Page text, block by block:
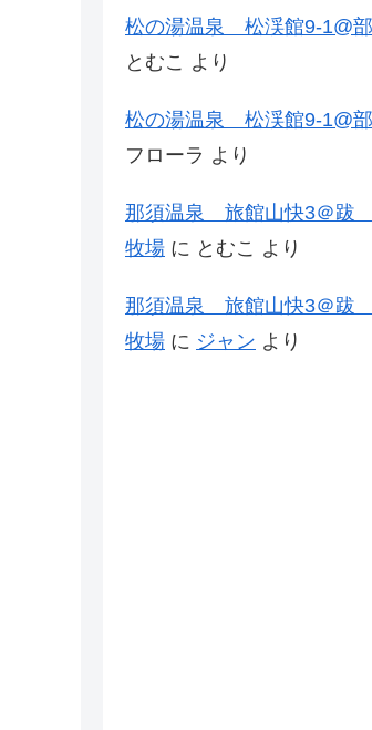
松の湯温泉 松渓館9-1@
とむこ より
松の湯温泉 松渓館9-1@
フローラ より
那須温泉 旅館山快3＠
牧場 に とむこ より
那須温泉 旅館山快3＠
牧場 に ジャン より